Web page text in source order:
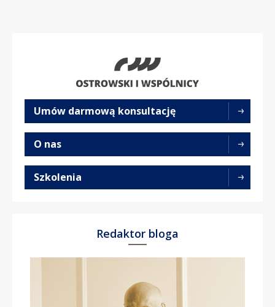
Umów darmową konsultację
O nas
Szkolenia
Redaktor bloga